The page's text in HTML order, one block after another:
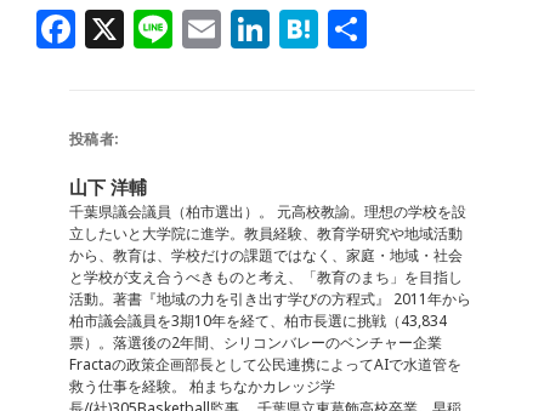
F
a
e
b
o
o
k
X Li
n
E
m
Li
n
n
H
at
投稿者:
山下 洋輔
千葉県議会議員（柏市選出）。 元高校教諭。理想の学校を設
立したいと大学院に進学。教員経験、教育学研究や地域活動
から、教育は、学校だけの課題ではなく、家庭・地域・社会
と学校が支え合うべきものと考え、「教育のまち」を目指し
活動。著書『地域の力を引き出す学びの方程式』 2011年から
柏市議会議員を3期10年を経て、柏市長選に挑戦（43,834
票）。落選後の2年間、シリコンバレーのベンチャー企業
Fractaの政策企画部長として公民連携によってAIで水道管を
救う仕事を経験。 柏まちなかカレッジ学